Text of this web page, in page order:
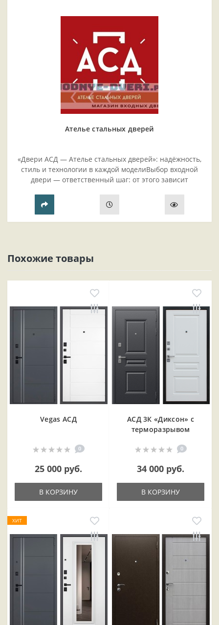
Ателье стальных дверей
«Двери АСД — Ателье стальных дверей»: надёжность,
стиль и технологии в каждой моделиВыбор входной
двери — ответственный шаг: от этого зависит
прихожей..
Похожие товары
Vegas АСД
0
25 000 руб.
В КОРЗИНУ
АСД 3К «Диксон» с
терморазрывом
0
34 000 руб.
В КОРЗИНУ
ХИТ